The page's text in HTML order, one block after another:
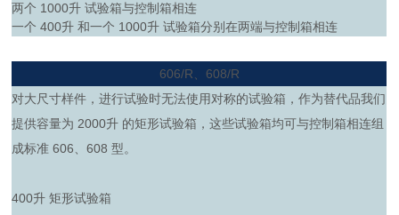
两个 1000升 试验箱与控制箱相连
一个 400升 和一个 1000升 试验箱分别在两端与控制箱相连
606/R、608/R
对大尺寸样件，进行试验时无法使用对称的试验箱，作为替代品我们
提供容量为 2000升 的矩形试验箱，这些试验箱均可与控制箱相连组
成标准 606、608 型。
400升 矩形试验箱